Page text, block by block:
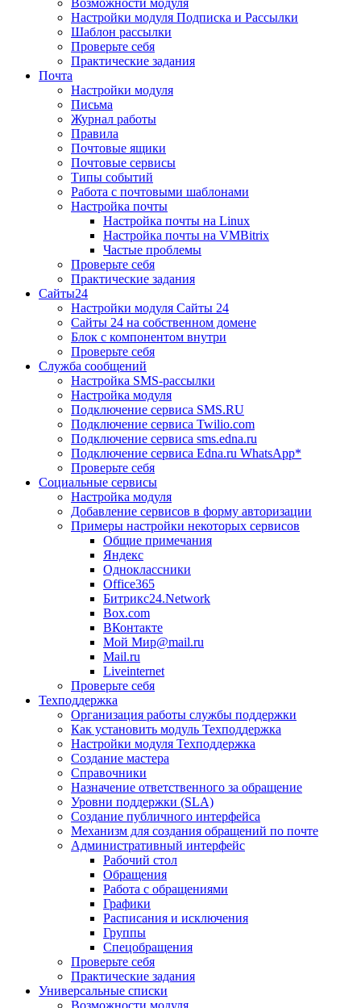
Возможности модуля
Настройки модуля Подписка и Рассылки
Шаблон рассылки
Проверьте себя
Практические задания
Почта
Настройки модуля
Письма
Журнал работы
Правила
Почтовые ящики
Почтовые сервисы
Типы событий
Работа с почтовыми шаблонами
Настройка почты
Настройка почты на Linux
Настройка почты на VMBitrix
Частые проблемы
Проверьте себя
Практические задания
Сайты24
Настройки модуля Сайты 24
Сайты 24 на собственном домене
Блок с компонентом внутри
Проверьте себя
Служба сообщений
Настройка SMS-рассылки
Настройка модуля
Подключение сервиса SMS.RU
Подключение сервиса Twilio.com
Подключение сервиса sms.edna.ru
Подключение сервиса Edna.ru WhatsApp*
Проверьте себя
Социальные сервисы
Настройка модуля
Добавление сервисов в форму авторизации
Примеры настройки некоторых сервисов
Общие примечания
Яндекс
Одноклассники
Office365
Битрикс24.Network
Box.com
ВКонтакте
Мой Мир@mail.ru
Mail.ru
Liveinternet
Проверьте себя
Техподдержка
Организация работы службы поддержки
Как установить модуль Техподдержка
Настройки модуля Техподдержка
Создание мастера
Справочники
Назначение ответственного за обращение
Уровни поддержки (SLA)
Создание публичного интерфейса
Механизм для создания обращений по почте
Административный интерфейс
Рабочий стол
Обращения
Работа с обращениями
Графики
Расписания и исключения
Группы
Спецобращения
Проверьте себя
Практические задания
Универсальные списки
Возможности модуля